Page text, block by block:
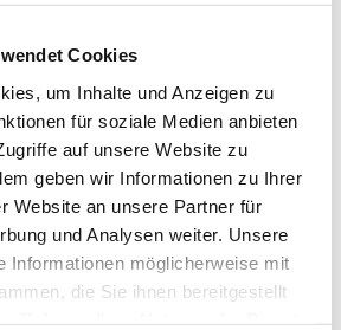
Cookies
um Inhalte und Anzeigen zu
für soziale Medien anbieten
auf unsere Website zu
geben wir Informationen zu Ihrer
Website an unsere Partner für
und Analysen weiter. Unsere
Informationen möglicherweise mit
die Sie ihnen bereitgestellt
hat bereits stattgefunden.
Angela
erforderlich!